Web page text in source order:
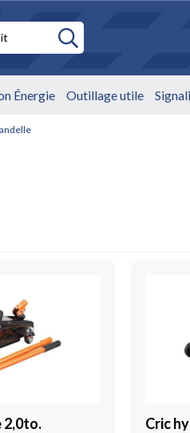
Énergie Outillage utile
2,0to. Cric